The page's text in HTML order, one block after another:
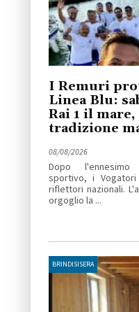
I Remuri
Linea Blu:
Rai 1 il
tradizione
08/08/2026
Dopo
sportivo, i
riflettori nazionali.
orgoglio la ...
BRINDISISERA